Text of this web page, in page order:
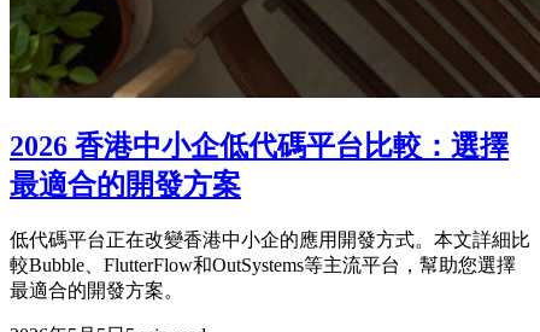
2026 香港中小企低代碼平台比較：選擇
最適合的開發方案
低代碼平台正在改變香港中小企的應用開發方式。本文詳細比
較Bubble、FlutterFlow和OutSystems等主流平台，幫助您選擇
最適合的開發方案。